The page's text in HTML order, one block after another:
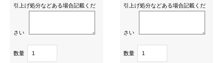
引上げ処分などある場合記載くだ
さい
数量
引上げ処分などある場合記載くだ
さい
数量